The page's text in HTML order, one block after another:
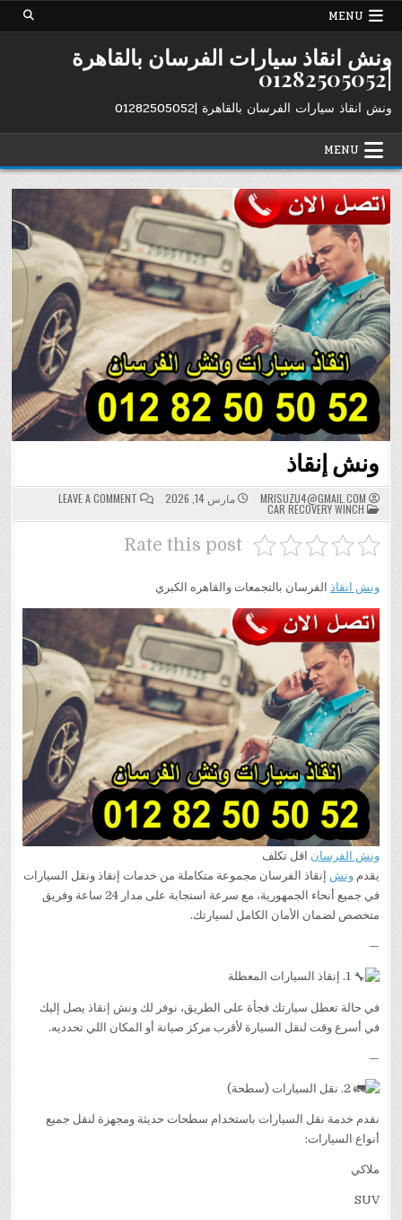
Skip
MENU
ونش انقاذ سيارات الفرسان بالقاهرة
|01282505052
ونش انقاذ سيارات الفرسان بالقاهرة |01282505052
MENU
ونش إنقاذ
MRISUZU4@GMAIL.COM مارس 14, 2026 LEAVE A COMMENT
ON
ونش
إنقاذ
POSTED
IN
CAR RECOVERY WINCH
Rate this post
ونش انقاذ الفرسان بالتجمعات والقاهره الكبري
ونش الفرسان اقل تكلف
يقدمونش إنقاذ الفرسان مجموعة متكاملة من خدمات إنقاذ ونقل السيارات
في جميع أنحاء الجمهورية، مع سرعة استجابة على مدار 24 ساعة وفريق
متخصص لضمان الأمان الكامل لسيارتك.
—
1. إنقاذ السيارات المعطلة
في حالة تعطل سيارتك فجأة على الطريق، نوفر لك ونش إنقاذ يصل إليك
في أسرع وقت لنقل السيارة لأقرب مركز صيانة أو المكان اللي تحدديه.
—
نقدم خدمة نقل السيارات باستخدام سطحات حديثة ومجهزة لنقل جميع
أنواع السيارات:
ملاكي
SUV